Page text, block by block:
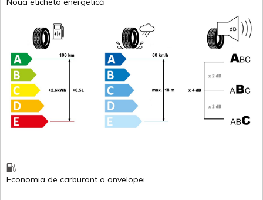
Economia de carburant a anvelopei